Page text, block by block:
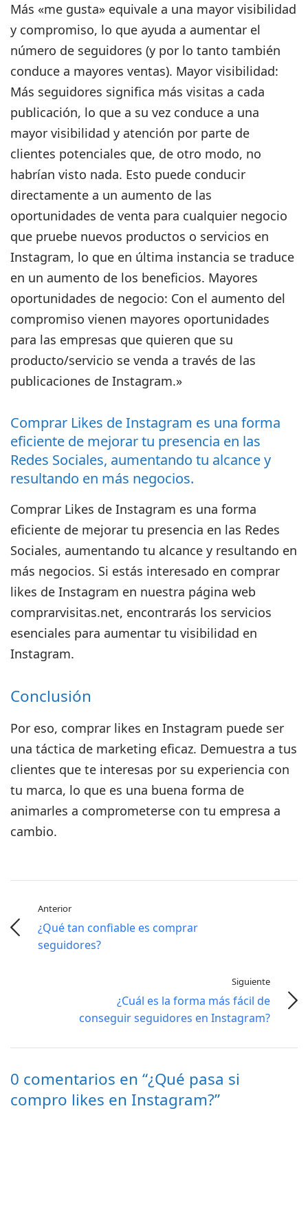
Más «me gusta» equivale a una mayor visibilidad
y compromiso, lo que ayuda a aumentar el
número de seguidores (y por lo tanto también
conduce a mayores ventas). Mayor visibilidad:
Más seguidores significa más visitas a cada
publicación, lo que a su vez conduce a una
mayor visibilidad y atención por parte de
clientes potenciales que, de otro modo, no
habrían visto nada. Esto puede conducir
directamente a un aumento de las
oportunidades de venta para cualquier negocio
que pruebe nuevos productos o servicios en
Instagram, lo que en última instancia se traduce
en un aumento de los beneficios. Mayores
oportunidades de negocio: Con el aumento del
compromiso vienen mayores oportunidades
para las empresas que quieren que su
producto/servicio se venda a través de las
publicaciones de Instagram.»
Comprar Likes de Instagram es una forma
eficiente de mejorar tu presencia en las
Redes Sociales, aumentando tu alcance y
resultando en más negocios.
Comprar Likes de Instagram es una forma
eficiente de mejorar tu presencia en las Redes
Sociales, aumentando tu alcance y resultando en
más negocios. Si estás interesado en comprar
likes de Instagram en nuestra página web
comprarvisitas.net, encontrarás los servicios
esenciales para aumentar tu visibilidad en
Instagram.
Conclusión
Por eso, comprar likes en Instagram puede ser
una táctica de marketing eficaz. Demuestra a tus
clientes que te interesas por su experiencia con
tu marca, lo que es una buena forma de
animarles a comprometerse con tu empresa a
cambio.
Anterior
¿Qué tan confiable es comprar
seguidores?
Siguiente
¿Cuál es la forma más fácil de
conseguir seguidores en Instagram?
0 comentarios en “¿Qué pasa si
compro likes en Instagram?”